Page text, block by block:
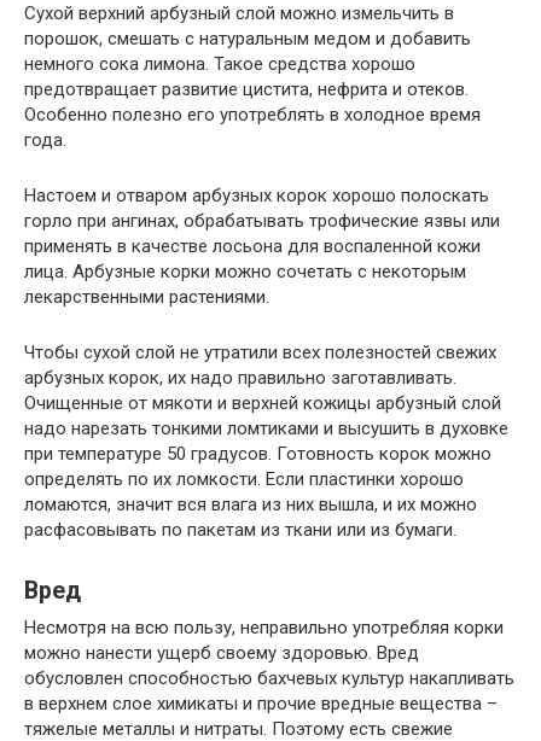
Сухой верхний арбузный слой можно измельчить в
порошок, смешать с натуральным медом и добавить
немного сока лимона. Такое средства хорошо
предотвращает развитие цистита, нефрита и отеков.
Особенно полезно его употреблять в холодное время
года.
Настоем и отваром арбузных корок хорошо полоскать
горло при ангинах, обрабатывать трофические язвы или
применять в качестве лосьона для воспаленной кожи
лица. Арбузные корки можно сочетать с некоторым
лекарственными растениями.
Чтобы сухой слой не утратили всех полезностей свежих
арбузных корок, их надо правильно заготавливать.
Очищенные от мякоти и верхней кожицы арбузный слой
надо нарезать тонкими ломтиками и высушить в духовке
при температуре 50 градусов. Готовность корок можно
определять по их ломкости. Если пластинки хорошо
ломаются, значит вся влага из них вышла, и их можно
расфасовывать по пакетам из ткани или из бумаги.
Вред
Несмотря на всю пользу, неправильно употребляя корки
можно нанести ущерб своему здоровью. Вред
обусловлен способностью бахчевых культур накапливать
в верхнем слое химикаты и прочие вредные вещества –
тяжелые металлы и нитраты. Поэтому есть свежие